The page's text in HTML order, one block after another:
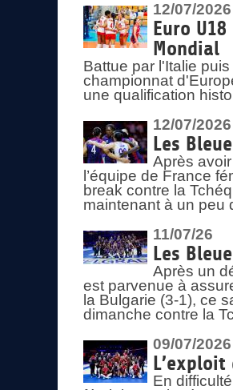
12/07/2026
Euro
Mondial
Battue par l'Italie
championnat
une qualification
12/07/2026
Les
Après
l’équipe de France
break contre la
maintenant à un peu
11/07/26
Les
Après un
est parvenue à
la Bulgarie (3-1), ce
dimanche contre la
09/07/2026
En